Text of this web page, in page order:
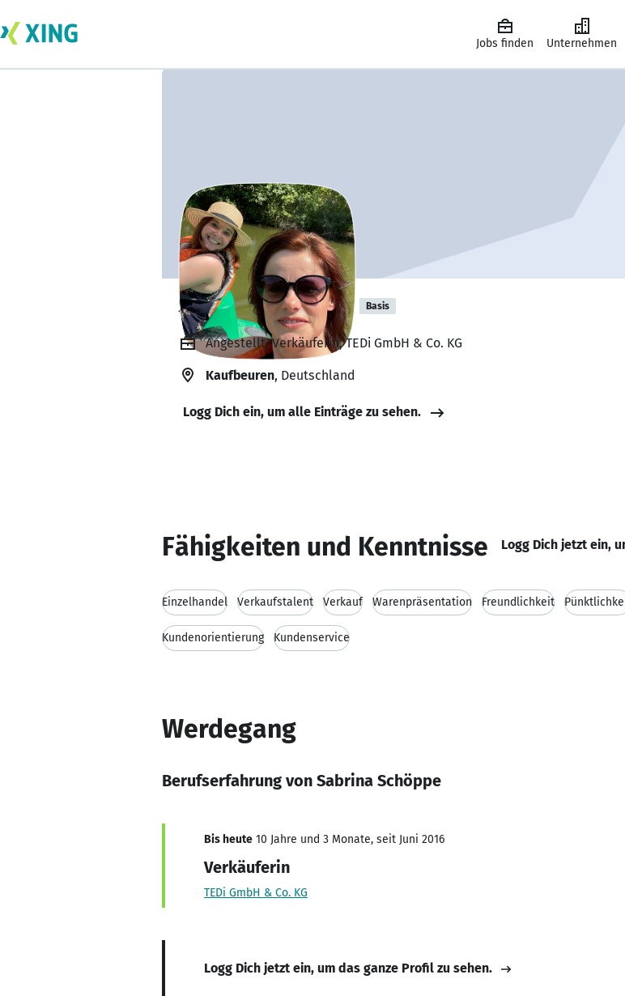
Jobs finden Unternehmen
Sabrina Schöppe Basis
Angestellt, Verkäuferin, TEDi GmbH & Co. KG
Kaufbeuren, Deutschland
Logg Dich ein, um alle Einträge zu sehen.
Fähigkeiten und Kenntnisse Logg Dich jetzt ein,
Einzelhandel Verkaufstalent Verkauf Warenpräsentation Freundlichkeit
Kundenorientierung Kundenservice
Werdegang
Berufserfahrung von Sabrina Schöppe
Bis heute 10 Jahre und 3 Monate, seit Juni 2016
Verkäuferin
TEDi GmbH & Co. KG
Logg Dich jetzt ein, um das ganze Profil zu sehen.